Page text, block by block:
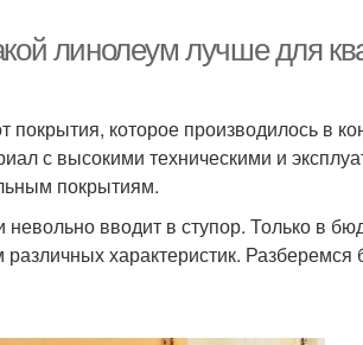
линолеум лучше для
которое производилось в
с высокими техническими и
покрытиям.
вводит в ступор. Только в
характеристик. Разберемся